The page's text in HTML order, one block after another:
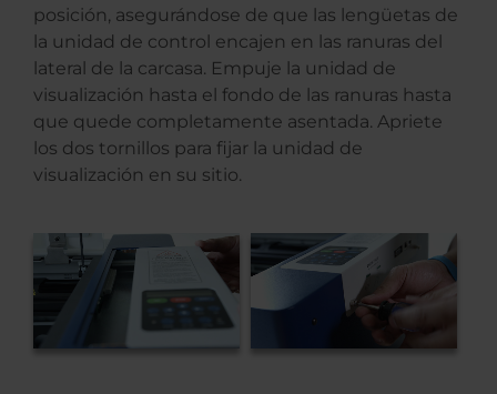
posición, asegurándose de que las lengüetas de
la unidad de control encajen en las ranuras del
lateral de la carcasa. Empuje la unidad de
visualización hasta el fondo de las ranuras hasta
que quede completamente asentada. Apriete
los dos tornillos para fijar la unidad de
visualización en su sitio.